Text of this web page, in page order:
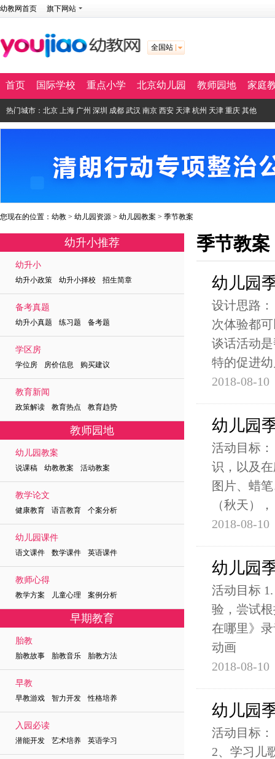
幼教网首页 旗下网站
全国站
首页 国际学校 重点小学 北京幼儿园 教师园地 家庭
热门城市： 北京 上海 广州 深圳 成都 武汉 南京 西安 天津 杭州 天津 重庆 其他
您现在的位置： 幼教 > 幼儿园资源 > 幼儿园教案 > 季节教案
幼升小推荐
幼升小
幼升小政策 幼升小择校 招生简章
备考真题
幼升小真题 练习题 备考题
学区房
学位房 房价信息 购买建议
教育新闻
政策解读 教育热点 教育趋势
教师园地
幼儿园教案
说课稿 幼教教案 活动教案
教学论文
健康教育 语言教育 个案分析
幼儿园课件
语文课件 数学课件 英语课件
教师心得
教学方案 儿童心理 案例分析
早期教育
胎教
胎教故事 胎教音乐 胎教方法
早教
早教游戏 智力开发 性格培养
入园必读
潜能开发 艺术培养 英语学习
季节教案
幼儿园
设计思路
次体验都
谈话活动
特的促进
2018-08-10
幼儿园
活动目标
识，以及
图片、蜡
（秋天），
2018-08-10
幼儿园
活动目标
验，尝试
在哪里》
动画
2018-08-10
幼儿园
活动目标
2、学习儿